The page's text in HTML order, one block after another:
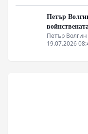
Петър
Петър Волгин
19.07.2026